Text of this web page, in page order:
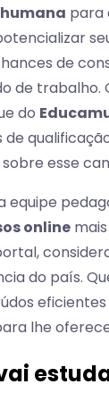
para
de
de trabalho.
do
esse
equipe
online
do país.
eficientes
lhe